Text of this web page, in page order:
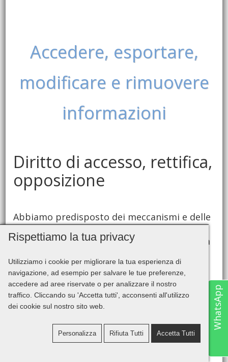
Rispettiamo la tua privacy
Utilizziamo i cookie per migliorare la tua esperienza di
navigazione, ad esempio per salvare le tue preferenze,
accedere ad aree riservate o per analizzare il nostro
traffico. Cliccando su 'Accetta tutti', acconsenti all'utilizzo
dei cookie sul nostro sito web.
Personalizza Rifiuta Tutti Accetta Tutti
Accedere, esportare,
modificare e rimuovere
informazioni
Diritto di accesso, rettifica,
opposizione
Abbiamo predisposto dei meccanismi e delle
modalità che in qualsiasi momento e per
motivi legittimi ti garantiscono la possibilità
- opporti al trattamento dei dati;
- chiedere la cancellazione, la modifica o
l’aggiornamento di tutte le tue informazioni
personali in nostro posseso.
Pesaro System ti permette di modificare i
WhatsApp